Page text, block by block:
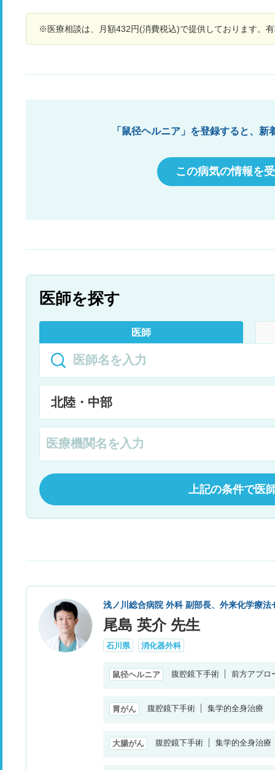
※医療相談は、月額432円(消費税込)で提供しております。
「鼠径ヘルニア」を登録すると、
この病気の情報を
医師を探す
医師
上記の条件で医
浅ノ川総合病院 外科 副部長、外来化学療法
尾島 英介 先生
石川県 消化器外科
鼠径ヘルニア 腹腔鏡下手術 前方アプロ
胃がん 腹腔鏡下手術 集学的全身治療
大腸がん 腹腔鏡下手術 集学的全身治療